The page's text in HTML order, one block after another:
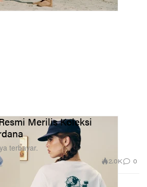
Merilis Koleksi
terbayar.
2.0K 0